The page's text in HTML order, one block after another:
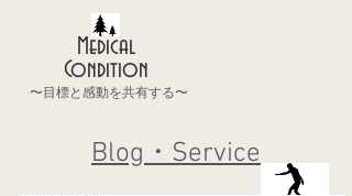
Medical
Condition
〜目標と感動を共有する〜
Blog・Service